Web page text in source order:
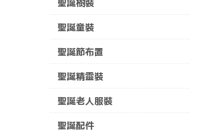
聖誕樹裝
聖誕童裝
聖誕節布置
聖誕精靈裝
聖誕老人服裝
聖誕配件